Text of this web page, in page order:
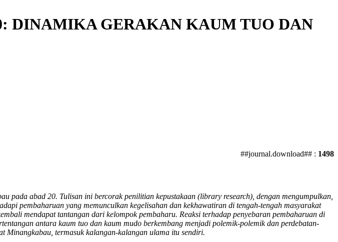
DINAMIKA GERAKAN KAUM TUO DAN
##journal.download## : 1498
pada abad 20. Tulisan ini bercorak penilitian kepustakaan (library research), dengan mengumpulkan,
pembaharuan yang memunculkan kegelisahan dan kekhawatiran di tengah-tengah masyarakat
mendapat tantangan dari kelompok pembaharu. Reaksi terhadap penyebaran pembaharuan di
antara kaum tuo dan kaum mudo berkembang menjadi polemik-polemik dan perdebatan-
Minangkabau, termasuk kalangan-kalangan ulama itu sendiri.